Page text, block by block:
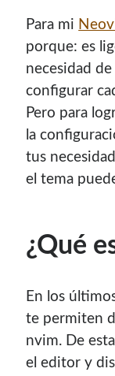
¡Hola mi nombre
Soy
de Archlinux,
o dar charlas.
Soy graduado
clases por 10
enseñar,
Para mi
porque: es
necesidad
configurar
Pero para
la
tus
el tema
¿Qué
En los
te permiten
nvim. De
el editor y